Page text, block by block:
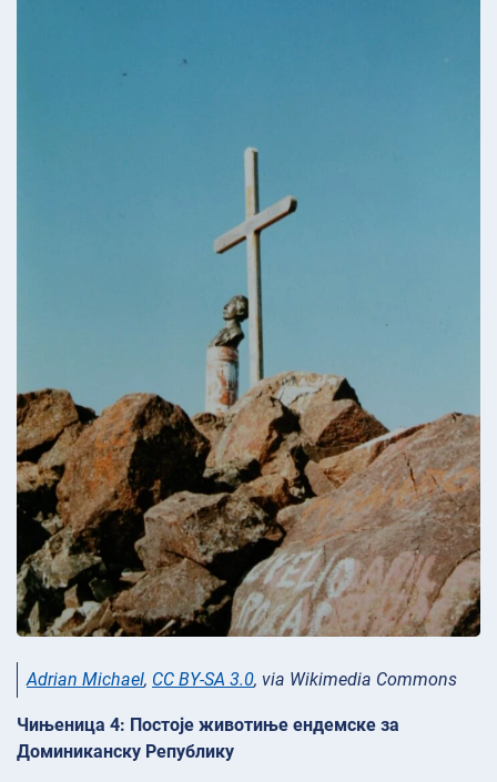
Adrian Michael, CC BY-SA 3.0, via Wikimedia Commons
Чињеница 4: Постоје животиње ендемске за
Доминиканску Републику